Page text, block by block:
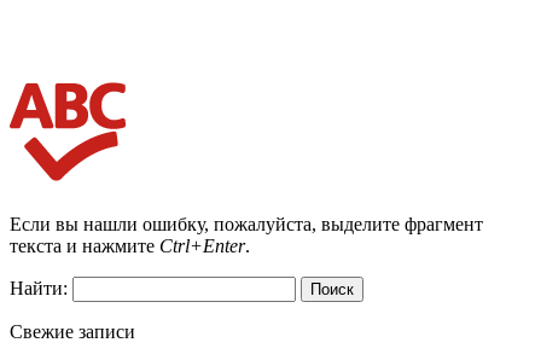
Если вы нашли ошибку, пожалуйста, выделите фрагмент
текста и нажмите Ctrl+Enter.
Найти:
Свежие записи